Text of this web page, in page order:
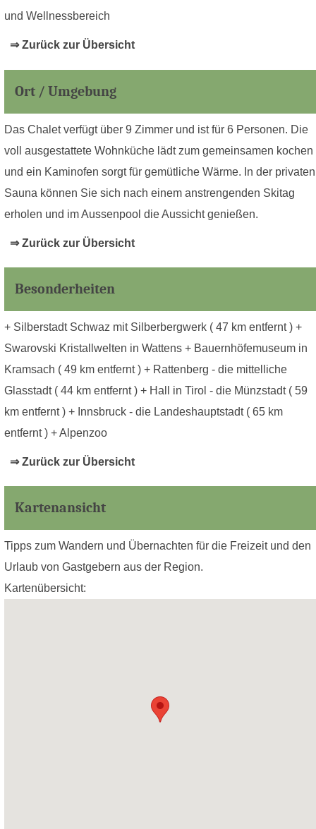
und Wellnessbereich
⇒ Zurück zur Übersicht
Ort / Umgebung
Das Chalet verfügt über 9 Zimmer und ist für 6 Personen. Die
voll ausgestattete Wohnküche lädt zum gemeinsamen kochen
und ein Kaminofen sorgt für gemütliche Wärme. In der privaten
Sauna können Sie sich nach einem anstrengenden Skitag
erholen und im Aussenpool die Aussicht genießen.
⇒ Zurück zur Übersicht
Besonderheiten
+ Silberstadt Schwaz mit Silberbergwerk ( 47 km entfernt ) +
Swarovski Kristallwelten in Wattens + Bauernhöfemuseum in
Kramsach ( 49 km entfernt ) + Rattenberg - die mittelliche
Glasstadt ( 44 km entfernt ) + Hall in Tirol - die Münzstadt ( 59
km entfernt ) + Innsbruck - die Landeshauptstadt ( 65 km
entfernt ) + Alpenzoo
⇒ Zurück zur Übersicht
Kartenansicht
Tipps zum Wandern und Übernachten für die Freizeit und den
Urlaub von Gastgebern aus der Region.
Kartenübersicht: